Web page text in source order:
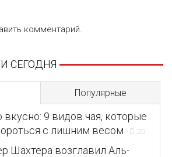
комментарий.
СЕГОДНЯ
Популярные
вкусно: 9 видов чая, которые
с лишним весом
20
Шахтера возглавил Аль-